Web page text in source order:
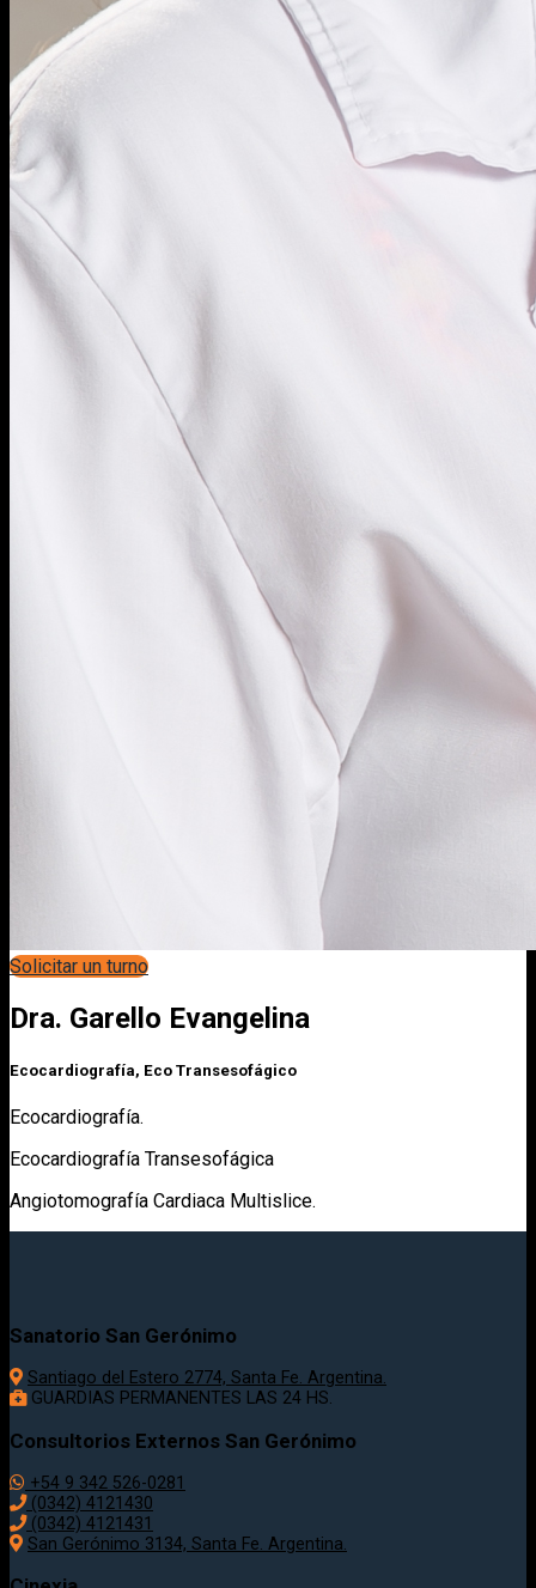
Solicitar un turno
Dra. Garello Evangelina
Ecocardiografía, Eco Transesofágico
Ecocardiografía.
Ecocardiografía Transesofágica
Angiotomografía Cardiaca Multislice.
Sanatorio San Gerónimo
Santiago del Estero 2774, Santa Fe. Argentina.
GUARDIAS PERMANENTES LAS 24 HS.
Consultorios Externos San Gerónimo
+54 9 342 526-0281
(0342) 4121430
(0342) 4121431
San Gerónimo 3134, Santa Fe. Argentina.